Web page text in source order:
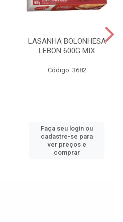
LASANHA BOLONHESA
LEBON 600G MIX
Código: 3682
Faça seu login ou
cadastre-se para
ver preços e
comprar